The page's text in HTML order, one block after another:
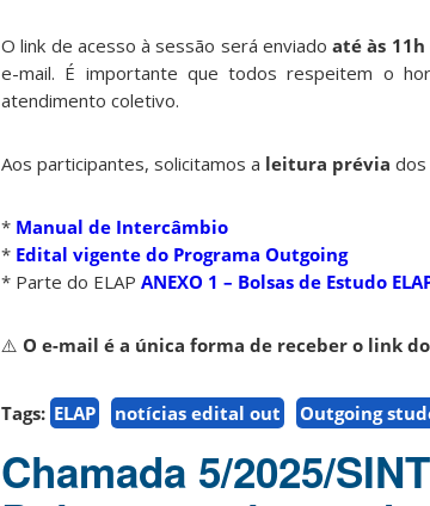
O link de acesso à sessão será enviadoaté às
e-mail. É importante que todos respeitem o
atendimento coletivo.
Aos participantes, solicitamos a leitura prévia dos
* Manual de Intercâmbio
* ⁠ Edital vigente do Programa Outgoing
* ⁠Parte do ELAP ANEXO 1 – Bolsas de Estudo
⚠️ O e-mail é a única forma de receber o link
Tags: ELAP notícias edital out Outgoing
Chamada 5/2025/